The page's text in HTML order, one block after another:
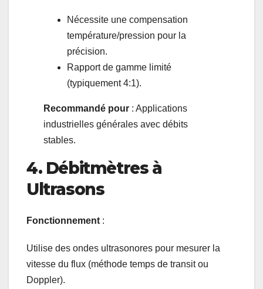
Nécessite une compensation
température/pression pour la
précision.
Rapport de gamme limité
(typiquement 4:1).
Recommandé pour: Applications
industrielles générales avec débits
stables.
4. Débitmètres à
Ultrasons
Fonctionnement :
Utilise des ondes ultrasonores pour mesurer la
vitesse du flux (méthode temps de transit ou
Doppler).